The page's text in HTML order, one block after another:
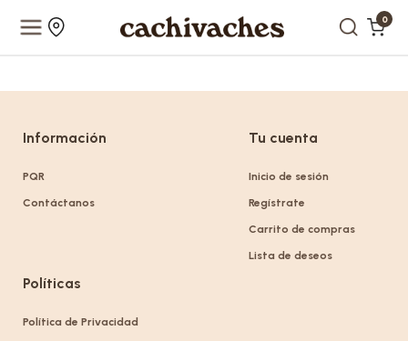
0
Información
PQR
Contáctanos
Tu cuenta
Inicio de sesión
Regístrate
Carrito de compras
Lista de deseos
Políticas
Política de Privacidad